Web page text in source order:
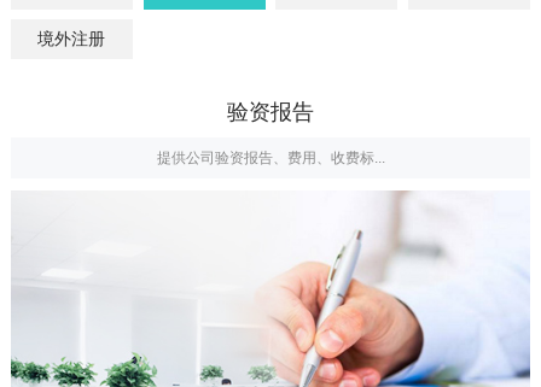
境外注册
验资报告
提供公司验资报告、费用、收费标...